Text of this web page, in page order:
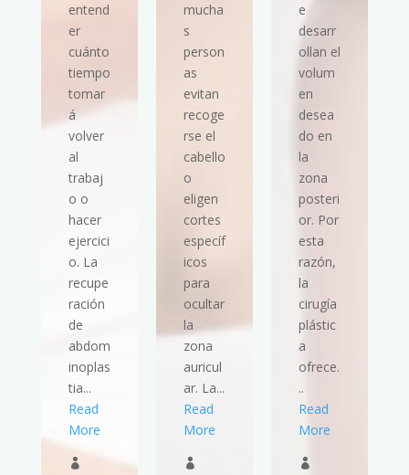
entend
er
cuánto
tiempo
tomar
á
volver
al
trabaj
o o
hacer
ejercici
o. La
recupe
ración
de
abdom
inoplas
tia...
Read
More

mucha
s
person
as
evitan
recoge
rse el
cabello
o
eligen
cortes
específ
icos
para
ocultar
la
zona
auricul
ar. La...
Read
More

e
desarr
ollan el
volum
en
desea
do en
la
zona
posteri
or. Por
esta
razón,
la
cirugía
plástic
a
ofrece.
..
Read
More
